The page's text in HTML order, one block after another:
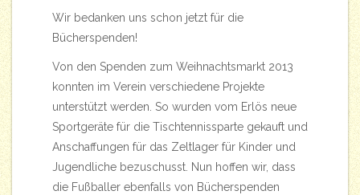
Wir bedanken uns schon jetzt für die
Bücherspenden!
Von den Spenden zum Weihnachtsmarkt 2013
konnten im Verein verschiedene Projekte
unterstützt werden. So wurden vom Erlös neue
Sportgeräte für die Tischtennissparte gekauft und
Anschaffungen für das Zeltlager für Kinder und
Jugendliche bezuschusst. Nun hoffen wir, dass
die Fußballer ebenfalls von Bücherspenden